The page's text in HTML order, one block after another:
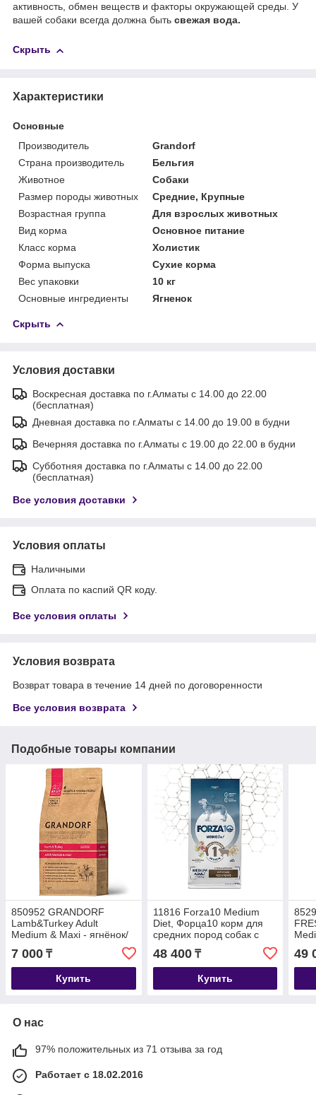
активность, обмен веществ и факторы окружающей среды. У
вашей собаки всегда должна быть свежая вода.
Скрыть
Характеристики
Основные
Производитель
Grandorf
Страна производитель
Бельгия
Животное
Собаки
Размер породы животных
Средние, Крупные
Возрастная группа
Для взрослых животных
Вид корма
Основное питание
Класс корма
Холистик
Форма выпуска
Сухие корма
Вес упаковки
10 кг
Основные ингредиенты
Ягненок
Скрыть
Условия доставки
Воскресная доставка по г.Алматы с 14.00 до 22.00
(бесплатная)
Дневная доставка по г.Алматы с 14.00 до 19.00 в будни
Вечерняя доставка по г.Алматы с 19.00 до 22.00 в будни
Субботняя доставка по г.Алматы с 14.00 до 22.00
(бесплатная)
Все условия доставки
Условия оплаты
Наличными
Оплата по каспий QR коду.
Все условия оплаты
Условия возврата
Возврат товара в течение 14 дней по договоренности
Все условия возврата
Подобные товары компании
850952 GRANDORF
Lamb&Turkey Adult
Medium & Maxi - ягнёнок/
индейка с бурым рисом
для средних, крупных,
уп.1 кг.
7 000 ₸
Купить
11816 Forza10 Medium
Diet, Форца10 корм для
средних пород собак с
ягненком, уп.12кг.
48 400₸
Купить
49
О нас
97% положительных из 71 отзыва за год
Работает с 18.02.2016